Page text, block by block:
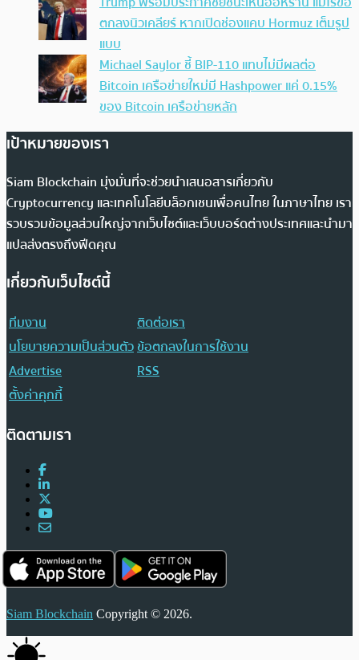
ตกลงนิวเคลียร์ หากเปิดช่องแคบ Hormuz เต็มรูป
แบบ
Michael Saylor ชี้ BIP-110 แทบไม่มีผลต่อ
Bitcoin เครือข่ายใหม่มี Hashpower แค่ 0.15%
ของ Bitcoin เครือข่ายหลัก
เป้าหมายของเรา
Siam Blockchain มุ่งมั่นที่จะช่วยนำเสนอสารเกี่ยวกับ
Cryptocurrency และเทคโนโลยีบล็อกเชนเพื่อคนไทย ในภาษาไทย เรา
รวบรวมข้อมูลส่วนใหญ่จากเว็บไซต์และเว็บบอร์ดต่างประเทศและนำมา
แปลส่งตรงถึงฟีดคุณ
เกี่ยวกับเว็บไซต์นี้
ทีมงาน
ติดต่อเรา
นโยบายความเป็นส่วนตัวข้อตกลงในการใช้งาน
Advertise
RSS
ตั้งค่าคุกกี้
ติดตามเรา
Siam Blockchain Copyright © 2026.